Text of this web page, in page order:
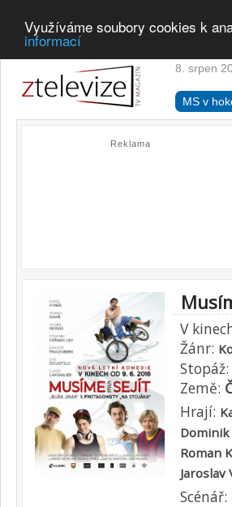
Využíváme soubory cookies k
informací
8. srpen
MS v
Reklama
V
Žánr:
Stopáž:
Země:
Hrají:
Roman
Jaroslav
Scénář: